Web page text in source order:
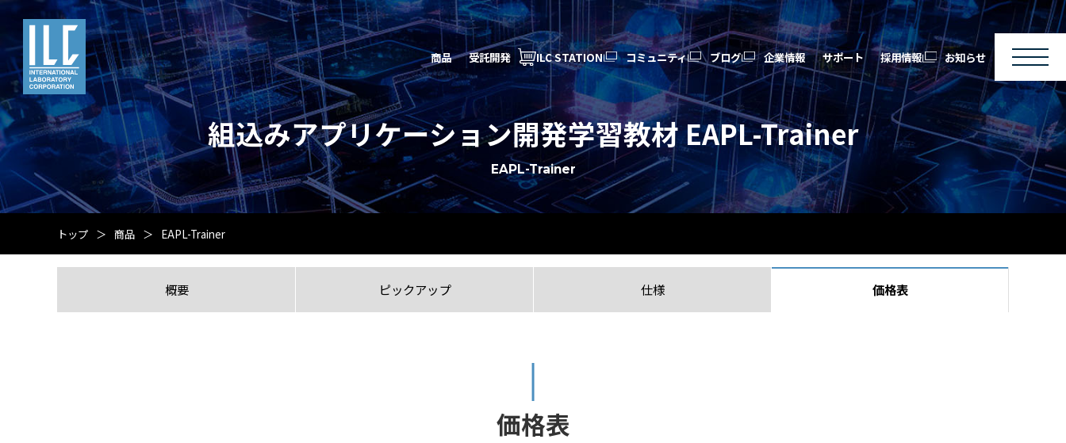
商品 受託開発 ILC STATION コミュニティ ブログ 企業情報 サポート 採用情報 お知らせ
組込みアプリケーション開発学習教材 EAPL-Trainer
EAPL-Trainer
トップ 商品 EAPL-Trainer
概要 ピックアップ 仕様 価格表
価格表